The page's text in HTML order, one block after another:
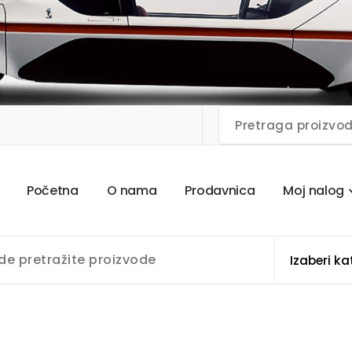
Početna O nama Prodavnica Moj nalog